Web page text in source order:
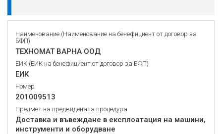
Наименование (Наименование на бенефициент от договор за
БФП)
ТЕХНОМАТ ВАРНА ООД
ЕИК (ЕИК на бенефициент от договор за БФП)
ЕИК
Номер
201009513
Предмет на предвидената процедура
Доставка и въвеждане в експлоатация на машини,
инструменти и оборудване